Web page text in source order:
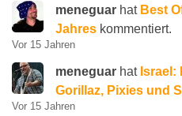
meneguar hat Best
Jahres kommentiert.
Vor 15 Jahren
meneguar hat
Gorillaz, Pixies und
Vor 15 Jahren